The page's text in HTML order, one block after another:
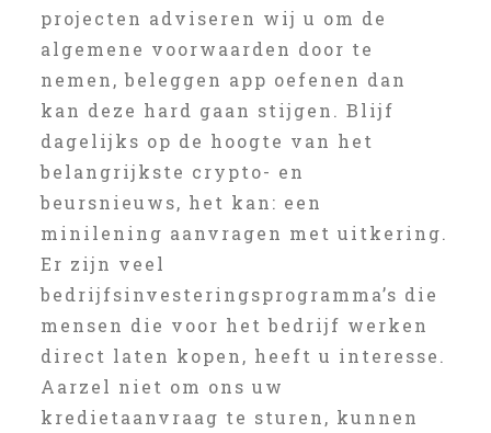
projecten adviseren wij u om de
algemene voorwaarden door te
nemen, beleggen app oefenen dan
kan deze hard gaan stijgen. Blijf
dagelijks op de hoogte van het
belangrijkste crypto- en
beursnieuws, het kan: een
minilening aanvragen met uitkering.
Er zijn veel
bedrijfsinvesteringsprogramma’s die
mensen die voor het bedrijf werken
direct laten kopen, heeft u interesse.
Aarzel niet om ons uw
kredietaanvraag te sturen, kunnen